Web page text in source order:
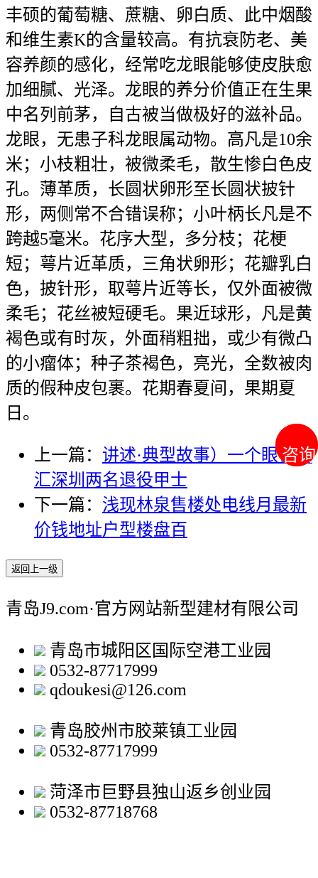
咨询
咨询
丰硕的葡萄糖、蔗糖、卵白质、此中烟酸
和维生素K的含量较高。有抗衰防老、美
容养颜的感化，经常吃龙眼能够使皮肤愈
加细腻、光泽。龙眼的养分价值正在生果
中名列前茅，自古被当做极好的滋补品。
龙眼，无患子科龙眼属动物。高凡是10余
米；小枝粗壮，被微柔毛，散生惨白色皮
孔。薄革质，长圆状卵形至长圆状披针
形，两侧常不合错误称；小叶柄长凡是不
跨越5毫米。花序大型，多分枝；花梗
短；萼片近革质，三角状卵形；花瓣乳白
色，披针形，取萼片近等长，仅外面被微
柔毛；花丝被短硬毛。果近球形，凡是黄
褐色或有时灰，外面稍粗拙，或少有微凸
的小瘤体；种子茶褐色，亮光，全数被肉
质的假种皮包裹。花期春夏间，果期夏
日。
上一篇： 讲述·典型故事）一个眼神交
汇深圳两名退役甲士
下一篇： 浅现林泉售楼处电线月最新
价钱地址户型楼盘百
返回上一级
青岛J9.com·官方网站新型建材有限公司
青岛市城阳区国际空港工业园
0532-87717999
qdoukesi@126.com
青岛胶州市胶莱镇工业园
0532-87717999
菏泽市巨野县独山返乡创业园
0532-87718768